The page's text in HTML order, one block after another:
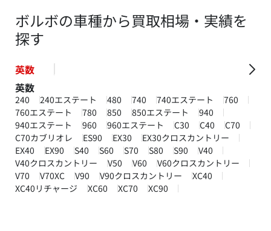
ボルボの車種から買取相場・実績を
探す
英数
英数
240 240エステート 480 740 740エステート
760
760エステート
780 850 850エステート
940
940エステート
960 960エステート C30 C40
C70
C70カブリオレ
ES90 EX30
EX30クロスカントリー
EX40
EX90 S40 S60 S70 S80 S90
V40
V40クロスカントリー
V50 V60
V60クロスカントリー
V70
V70XC V90 V90クロスカントリー
XC40
XC40リチャージ
XC60 XC70 XC90